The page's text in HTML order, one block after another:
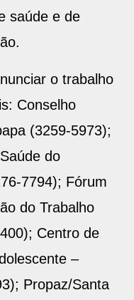
saúde e de
o trabalho
Conselho
(3259-5973);
do
7794); Fórum
do Trabalho
Centro de
–
Propaz/Santa